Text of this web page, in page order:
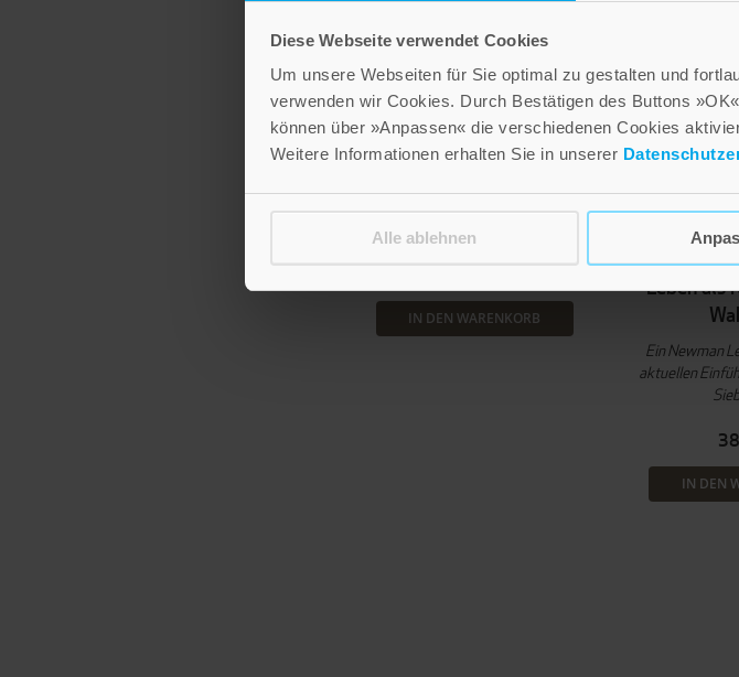
Diese Webseite verwendet Cookies
Um unsere Webseiten für Sie optimal zu gestalten und
verwenden wir Cookies. Durch Bestätigen des Buttons
können über »Anpassen« die verschiedenen Cookies
Weitere Informationen erhalten Sie in unserer
Alle ablehnen
IN DEN WARENKORB
Roman
Leben als
Ein Newman
aktuellen
IN DEN